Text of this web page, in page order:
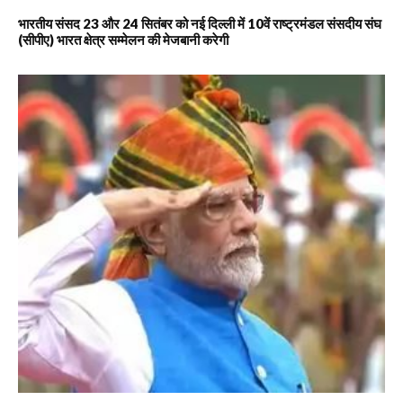
भारतीय संसद 23 और 24 सितंबर को नई दिल्ली में 10वें राष्ट्रमंडल संसदीय संघ
(सीपीए) भारत क्षेत्र सम्मेलन की मेजबानी करेगी